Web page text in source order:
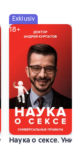
правила.
Exklusiv
18+
Наука о сексе.